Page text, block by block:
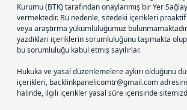
Kurumu (BTK) tarafından onaylanmış bir Yer
vermektedir. Bu nedenle, sitedeki içerikleri
veya araştırma yükümlülüğümüz
yazdıkları içeriklerin sorumluluğunu taşımakta
bu sorumluluğu kabul etmiş sayılırlar.
Hukuka ve yasal düzenlemelere aykırı olduğunu
içerikleri, backlinkpanelicomtr@gmail.com
halinde, ilgili içerikler yasal süre içerisinde